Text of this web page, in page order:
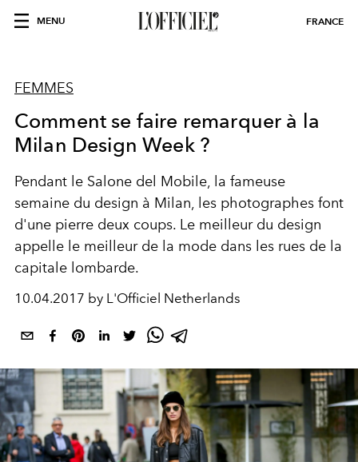
MENU FRANCE
FEMMES
Comment se faire remarquer à la
Milan Design Week ?
Pendant le Salone del Mobile, la fameuse
semaine du design à Milan, les photographes font
d'une pierre deux coups. Le meilleur du design
appelle le meilleur de la mode dans les rues de la
capitale lombarde.
10.04.2017 by L'Officiel Netherlands